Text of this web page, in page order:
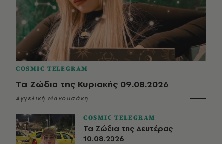
COSMIC TELEGRAM
Τα Ζώδια της Κυριακής 09.08.2026
Αγγελική Μανουσάκη
COSMIC TELEGRAM
Τα Ζώδια της Δευτέρας
10.08.2026